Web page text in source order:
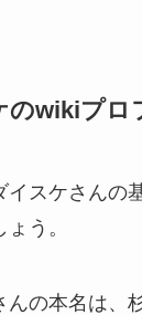
のwikiプロ
イスケさんの
う。
の本名は、